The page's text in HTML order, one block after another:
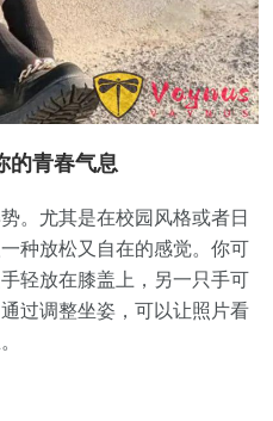
的青春气息
。尤其是在校园风格或者日
种放松又自在的感觉。你可
轻放在膝盖上，另一只手可
过调整坐姿，可以让照片看